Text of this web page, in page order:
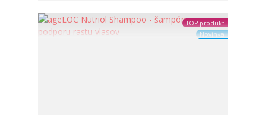
TOP produkt
Novinka